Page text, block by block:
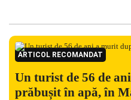
ARTICOL RECOMANDAT
Un turist de 56 de
prăbușit în apă, în